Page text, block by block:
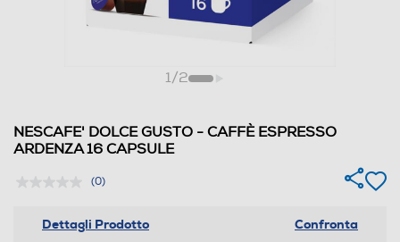
1/2
NESCAFE' DOLCE GUSTO - CAFFÈ ESPRESSO
ARDENZA 16 CAPSULE
(0)
Dettagli Prodotto Confronta